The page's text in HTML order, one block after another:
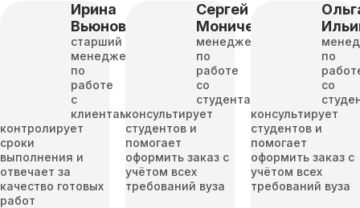
Ирина
Вьюнова
старший
менеджер
по
работе
с
клиентами
контролирует
сроки
выполнения и
отвечает за
качество готовых
работ
Сергей
Моничев
менеджер
по
работе
со
студентами
консультирует
студентов и
помогает
оформить заказ с
учётом всех
требований вуза
по
со
консультирует
студентов и
помогает
оформить заказ с
учётом всех
требований вуза